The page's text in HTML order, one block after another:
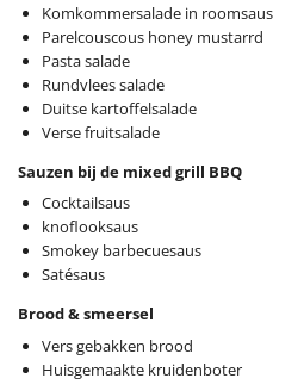
Komkommersalade in roomsaus
Parelcouscous honey mustarrd
Pasta salade
Rundvlees salade
Duitse kartoffelsalade
Verse fruitsalade
Sauzen bij de mixed grill BBQ
Cocktailsaus
knoflooksaus
Smokey barbecuesaus
Satésaus
Brood & smeersel
Vers gebakken brood
Huisgemaakte kruidenboter